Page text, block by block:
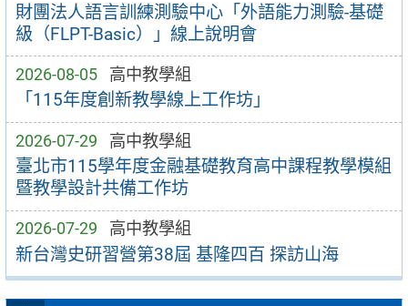
財團法人語言訓練測驗中心「外語能力測驗-基礎
級（FLPT-Basic）」線上說明會
2026-08-05 高中教學組
「115年度創新教學線上工作坊」
2026-07-29 高中教學組
臺北市115學年度金融基礎教育高中課程教學模組
暨教學設計共備工作坊
2026-07-29 高中教學組
新台灣史研習營第38屆 基隆四百 探訪山海